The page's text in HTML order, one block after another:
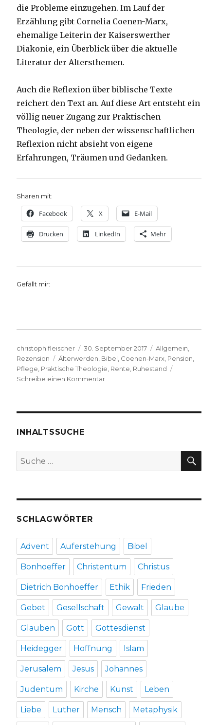
die Probleme einzugehen. Im Lauf der
Erzählung gibt Cornelia Coenen-Marx,
ehemalige Leiterin der Kaiserswerther
Diakonie, ein Überblick über die aktuelle
Literatur der Altersthemen.
Auch die Reflexion über biblische Texte
reichert den Text an. Auf diese Art entsteht ein
völlig neuer Zugang zur Praktischen
Theologie, der neben der wissenschaftlichen
Reflexion nicht absieht von eigene
Erfahrungen, Träumen und Gedanken.
Sharen mit:
Facebook X E-Mail
Drucken LinkedIn Mehr
Gefällt mir:
Autor
christoph.fleischer
Veröffentlicht
am
30. September 2017 Kategorien
Allgemein
Rezension
Schlagwörter
Älterwerden Bibel Coenen-Marx Pension
Pflege Praktische Theologie Rente Ruhestand
Schreibe einen Kommentarzu
Fleischer,
2017
INHALTSSUCHE
Suche
nach:
SCHLAGWÖRTER
Advent Auferstehung Bibel
Bonhoeffer Christentum Christus
Dietrich Bonhoeffer Ethik Frieden
Gebet Gesellschaft Gewalt Glaube
Glauben Gott Gottesdienst
Heidegger Hoffnung Islam
Jerusalem Jesus Johannes
Judentum Kirche Kunst Leben
Liebe Luther Mensch Metaphysik